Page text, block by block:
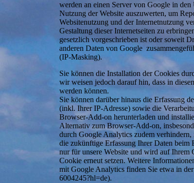
werden an einen Server von Google in
Nutzung der Website auszuwerten, um
Websitenutzung und der Internetnutzung
Gestaltung dieser Internetseiten zu
gesetzlich vorgeschrieben ist oder soweit
anderen Daten von Google
(IP-Masking).
Sie können die Installation der Cookies
wir weisen jedoch darauf hin, dass in
werden können.
Sie können darüber hinaus die Erfassung
(inkl. Ihrer IP-Adresse) sowie die
Browser-Add-on herunterladen und
Alternativ zum Browser-Add-on,
durch Google Analytics zudem
die zukünftige Erfassung Ihrer Daten
nur für unsere Website und wird auf Ihrem
Cookie erneut setzen. Weitere
mit Google Analytics finden Sie etwa in
6004245?hl=de).